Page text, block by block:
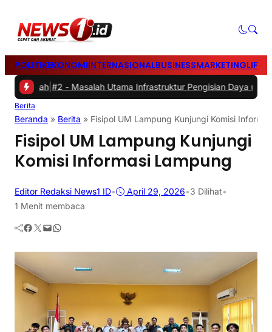
POLITIKEKONOMIINTERNASIONALBUSINESSMARKETING
|#2 -Masalah Utama Infrastruktur Pengisian Daya untuk
Berita
Beranda » Berita » Fisipol UM Lampung Kunjungi Komisi
Fisipol UM Lampung Kunjungi
Komisi Informasi Lampung
Editor Redaksi News1 ID• April 29, 2026•3 Dilihat•
1 Menit membaca
Facebook Twitter Mail WhatsApp